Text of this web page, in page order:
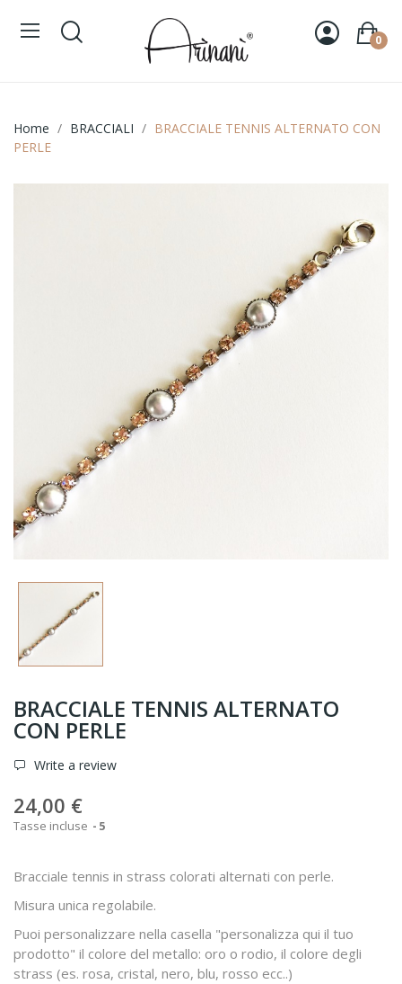
0
Home BRACCIALI
BRACCIALE TENNIS ALTERNATO CON
PERLE
BRACCIALE TENNIS ALTERNATO
CON PERLE
Write a review
24,00 €
Tasse incluse 5
Bracciale tennis in strass colorati alternati con perle.
Misura unica regolabile.
Puoi personalizzare nella casella "personalizza qui il tuo
prodotto" il colore del metallo: oro o rodio, il colore degli
strass (es. rosa, cristal, nero, blu, rosso ecc..)